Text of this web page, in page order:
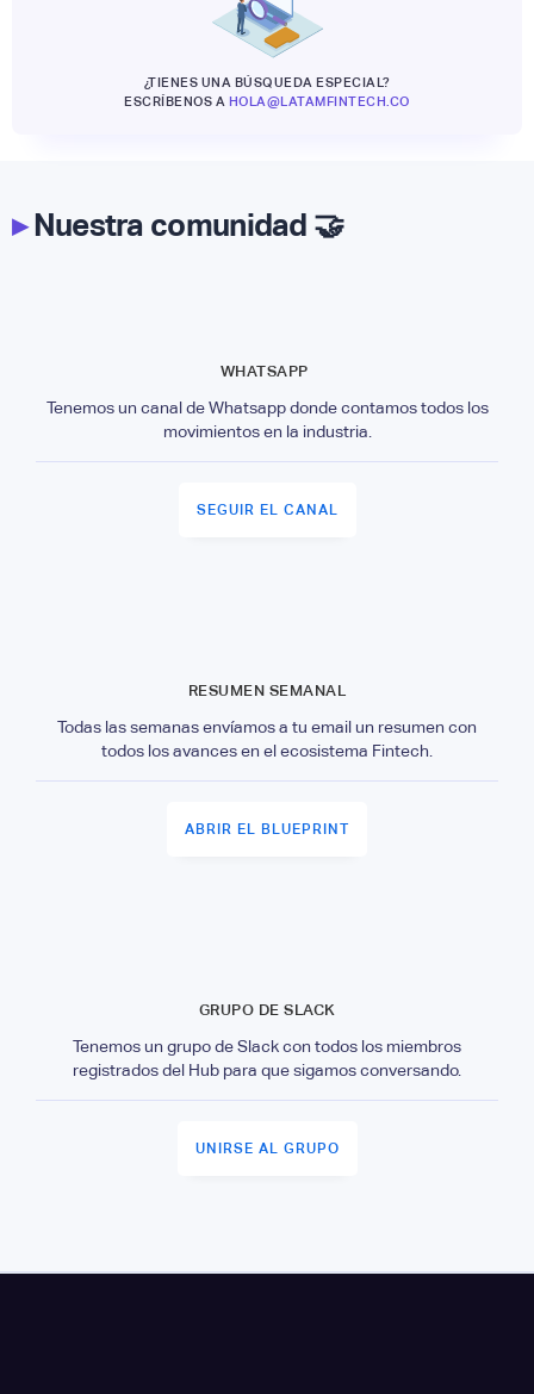
¿TIENES UNA BÚSQUEDA ESPECIAL?
ESCRÍBENOS A HOLA@LATAMFINTECH.CO
▸Nuestra comunidad 🤝
WHATSAPP
Tenemos un canal de Whatsapp donde contamos todos los
movimientos en la industria.
SEGUIR EL CANAL
RESUMEN SEMANAL
Todas las semanas envíamos a tu email un resumen con
todos los avances en el ecosistema Fintech.
ABRIR EL BLUEPRINT
GRUPO DE SLACK
Tenemos un grupo de Slack con todos los miembros
registrados del Hub para que sigamos conversando.
UNIRSE AL GRUPO